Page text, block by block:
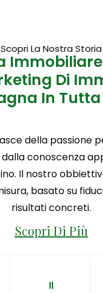
Scopri La Nostra Storia
Di
In
della passione
conoscenza
Il nostro
basato su
risultati concreti.
Scopri Di Più
Il